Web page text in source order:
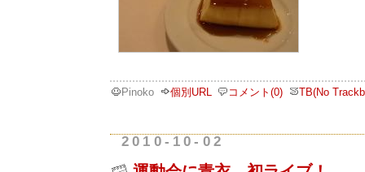
Pinoko 個別URL コメント(0) TB(No
2010-10-02